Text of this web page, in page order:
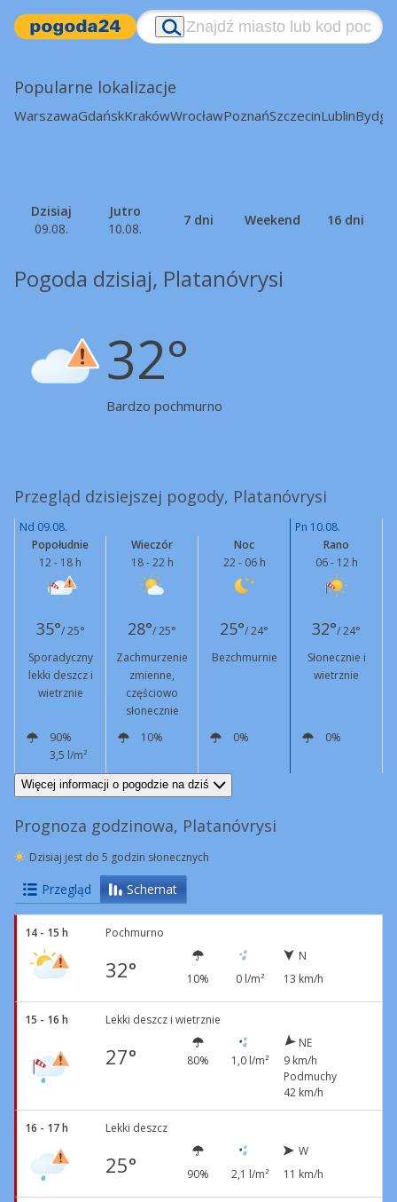
Popularne lokalizacje
WarszawaGdańskKrakówWrocławPoznańSzczecinLublin
Dzisiaj
09.08.
Jutro
10.08.
7 dni Weekend 16 dni
Pogoda dzisiaj, Platanóvrysi
32°
Bardzo pochmurno
Przegląd dzisiejszej pogody, Platanóvrysi
Nd 09.08.
Pn 10.08.
Popołudnie
12 - 18 h
Wieczór
18 - 22 h
Noc
22 - 06 h
Rano
06 - 12 h
35°/ 25° 28°/ 25° 25°/ 24° 32°/ 24°
Sporadyczny
lekki deszcz i
wietrznie
Zachmurzenie
zmienne,
częściowo
słonecznie
Bezchmurnie
Słonecznie i
wietrznie
90%
3,5 l/m²
10% 0% 0%
N
10 km/h
Podmuchy
42 km/h NW
8 km/h
Więcej informacji o pogodzie na dziś
Prognoza godzinowa, Platanóvrysi
Dzisiaj jest do 5 godzin słonecznych
Przegląd Schemat
14 - 15 h Pochmurno
32° 10% 0 l/m²
N
13 km/h
15 - 16 h Lekki deszcz i wietrznie
27° 80% 1,0 l/m²
NE
9 km/h
Podmuchy
42 km/h
16 - 17 h Lekki deszcz
25° 90% 2,1 l/m²
W
11 km/h